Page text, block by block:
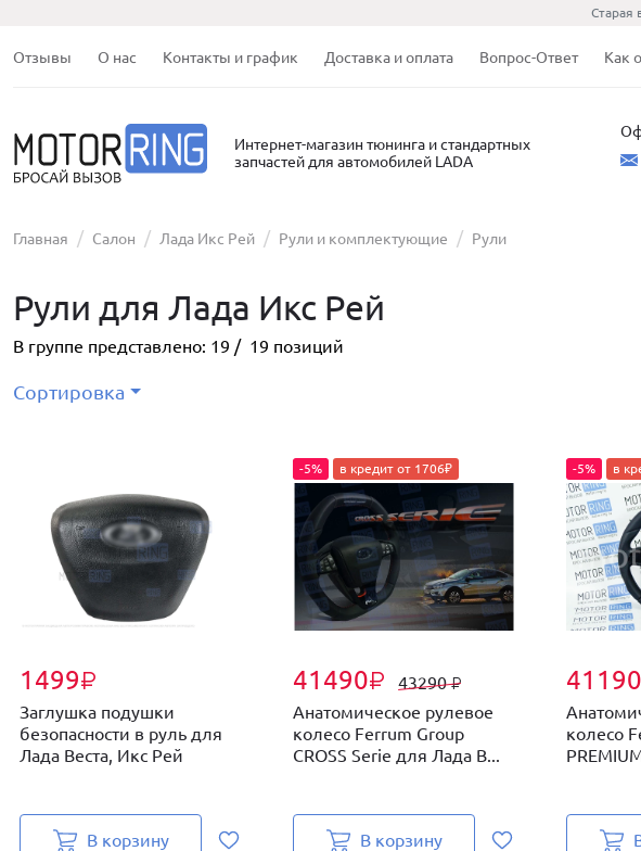
Старая
Отзывы О нас Контакты и график Доставка и оплата Вопрос-Ответ Как
Интернет-магазин тюнинга и стандартных
запчастей для автомобилей LADA
Главная Салон Лада Икс Рей Рули и комплектующие Рули
Рули для Лада Икс Рей
В группе представлено: 19 / 19 позиций
Сортировка
1499₽
Заглушка подушки
безопасности в руль для
Лада Веста, Икс Рей
В корзину
41490₽ 43290₽
-5% в кредит от 1706₽
Анатомическое рулевое
колесо Ferrum Group
CROSS Serie для Лада В...
В корзину
41190
-5% в
колесо